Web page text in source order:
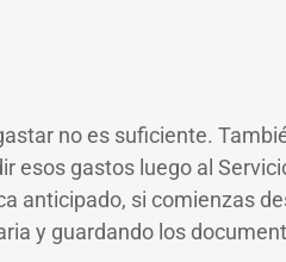
no es suficiente.
esos gastos luego al
anticipado, si comienzas
y guardando los